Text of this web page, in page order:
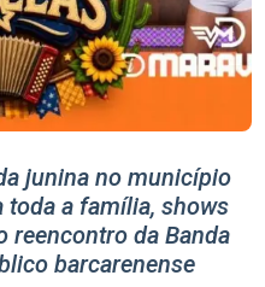
junina no município
toda a família, shows
reencontro da Banda
barcarenense